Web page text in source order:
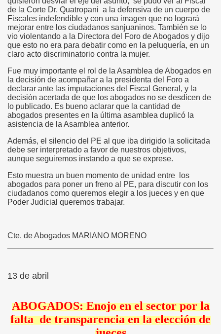
de la Corte Dr. Quatropani a la defensiva de un cuerpo de
Fiscales indefendible y con una imagen que no logrará
mejorar entre los ciudadanos sanjuaninos. También se lo
vio violentando a la Directora del Foro de Abogados y dijo
que esto no era para debatir como en la peluquería, en un
claro acto discriminatorio contra la mujer.
Fue muy importante el rol de la Asamblea de Abogados en
la decisión de acompañar a la presidenta del Foro a
declarar ante las imputaciones del Fiscal General, y la
decisión acertada de que los abogados no se desdicen de
lo publicado. Es bueno aclarar que la cantidad de
abogados presentes en la última asamblea duplicó la
asistencia de la Asamblea anterior.
Además, el silencio del PE al que iba dirigido la solicitada
debe ser interpretado a favor de nuestros objetivos,
aunque seguiremos instando a que se exprese.
Esto muestra un buen momento de unidad entre los
abogados para poner un freno al PE, para discutir con los
ciudadanos como queremos elegir a los jueces y en que
Poder Judicial queremos trabajar.
Cte. de Abogados MARIANO MORENO
13 de abril
ABOGADOS: Enojo en el sector por la
falta de transparencia en la elección de